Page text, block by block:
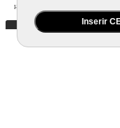
Inserir
Home